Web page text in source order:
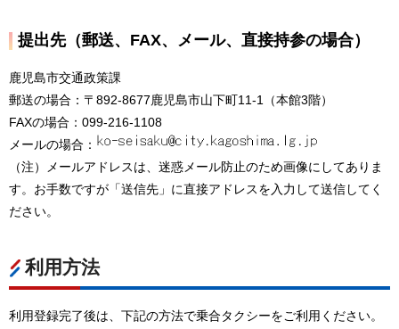
提出先（郵送、FAX、メール、直接持参の場合）
鹿児島市交通政策課
郵送の場合：〒892-8677鹿児島市山下町11-1（本館3階）
FAXの場合：099-216-1108
メールの場合：
（注）メールアドレスは、迷惑メール防止のため画像にしてありま
す。お手数ですが「送信先」に直接アドレスを入力して送信してく
ださい。
利用方法
利用登録完了後は、下記の方法で乗合タクシーをご利用ください。